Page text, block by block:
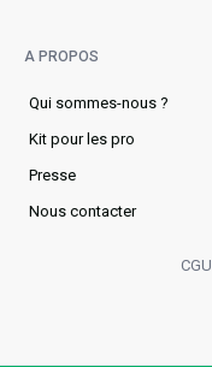
A PROPOS
Qui sommes-nous ?
Kit pour les pro
Presse
Nous contacter
CGU